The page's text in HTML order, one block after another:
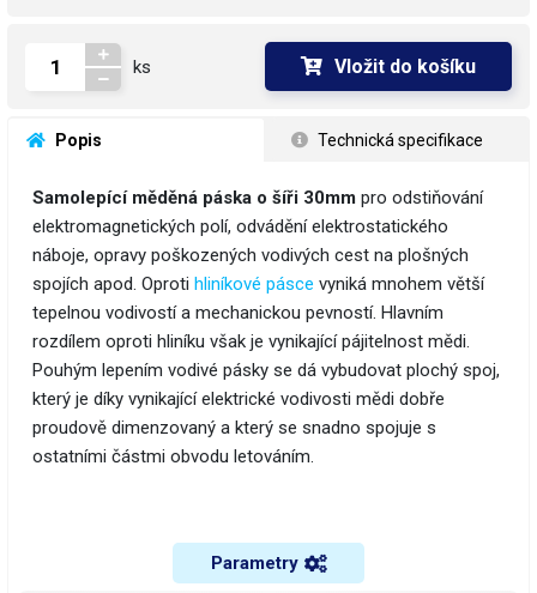
ks Vložit do košíku
Popis Technická specifikace
Samolepící měděná páska o šíři 30mm pro odstiňování
elektromagnetických polí, odvádění elektrostatického
náboje, opravy poškozených vodivých cest na plošných
spojích apod. Oproti hliníkové pásce vyniká mnohem větší
tepelnou vodivostí a mechanickou pevností. Hlavním
rozdílem oproti hliníku však je vynikající pájitelnost mědi.
Pouhým lepením vodivé pásky se dá vybudovat plochý spoj,
který je díky vynikající elektrické vodivosti mědi dobře
proudově dimenzovaný a který se snadno spojuje s
ostatními částmi obvodu letováním.
Parametry